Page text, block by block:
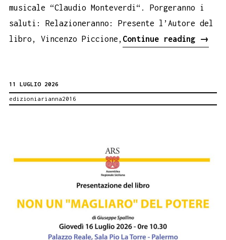
musicale “Claudio Monteverdi“. Porgeranno i
saluti: Relazioneranno: Presente l’Autore del
libro, Vincenzo Piccione, Continue reading →
11 LUGLIO 2026
edizioniarianna2016